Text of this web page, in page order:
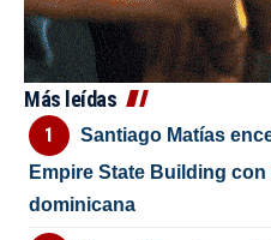
Más leídas
Santiago Matías
Empire State Building
dominicana